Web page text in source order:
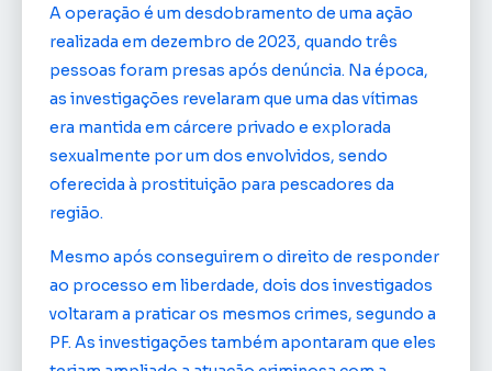
A operação é um desdobramento de uma ação
realizada em dezembro de 2023, quando três
pessoas foram presas após denúncia. Na época,
as investigações revelaram que uma das vítimas
era mantida em cárcere privado e explorada
sexualmente por um dos envolvidos, sendo
oferecida à prostituição para pescadores da
região.
Mesmo após conseguirem o direito de responder
ao processo em liberdade, dois dos investigados
voltaram a praticar os mesmos crimes, segundo a
PF. As investigações também apontaram que eles